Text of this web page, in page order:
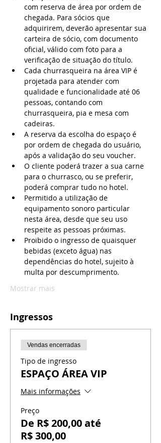
com reserva de área por ordem de
chegada. Para sócios que
adquirirem, deverão apresentar sua
carteira de sócio, com documento
oficial, válido com foto para a
verificação de situação do título.
Cada churrasqueira na área VIP é
projetada para atender com
qualidade e funcionalidade até 06
pessoas, contando com
churrasqueira, pia e mesa com
cadeiras.
A reserva da escolha do espaço é
por ordem de chegada do usuário,
após a validação do seu voucher.
O cliente poderá trazer a sua carne
para o churrasco, ou se preferir,
poderá comprar tudo no hotel.
Permitido a utilização de
equipamento sonoro particular
nesta área, desde que seu uso
respeite as pessoas próximas.
Proibido o ingresso de quaisquer
bebidas (exceto água) nas
dependências do hotel, sujeito à
multa por descumprimento.
Mostrar mais
Ingressos
Vendas encerradas
Tipo de ingresso
ESPAÇO ÁREA VIP
Mais informações
Preço
De R$ 200,00 até
R$ 300,00